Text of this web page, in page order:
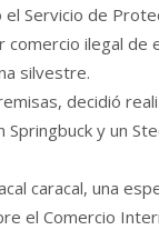
Servicio de
comercio ilegal
silvestre.
decidió
y un
caracal, una
el Comercio